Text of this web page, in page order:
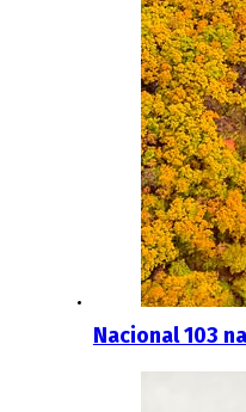
Nacional 103